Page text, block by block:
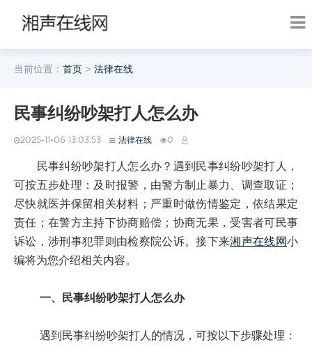
当前位置： 首页 > 法律在线
民事纠纷吵架打人怎么办
2025-11-06 13:03:53 法律在线 0
民事纠纷吵架打人怎么办？遇到民事纠纷吵架打人，
可按五步处理：及时报警，由警方制止暴力、调查取证；
尽快就医并保留相关材料；严重时做伤情鉴定，依结果定
责任；在警方主持下协商赔偿；协商无果，受害者可民事
诉讼，涉刑事犯罪则由检察院公诉。接下来湘声在线网小
编将为您介绍相关内容。
一、民事纠纷吵架打人怎么办
遇到民事纠纷吵架打人的情况，可按以下步骤处理：